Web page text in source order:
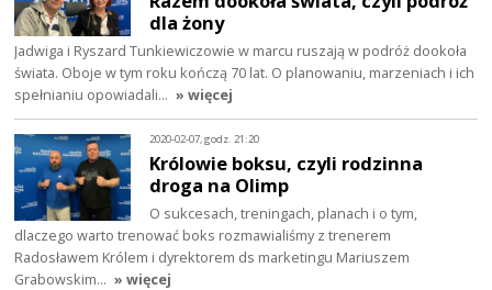
dla żony
Jadwiga i Ryszard Tunkiewiczowie w marcu ruszają w podróż dookoła
świata. Oboje w tym roku kończą 70 lat. O planowaniu, marzeniach i ich
spełnianiu opowiadali… » więcej
2020-02-07, godz. 21:20
Królowie boksu, czyli rodzinna
droga na Olimp
O sukcesach, treningach, planach i o tym,
dlaczego warto trenować boks rozmawialiśmy z trenerem
Radosławem Królem i dyrektorem ds marketingu Mariuszem
Grabowskim… » więcej